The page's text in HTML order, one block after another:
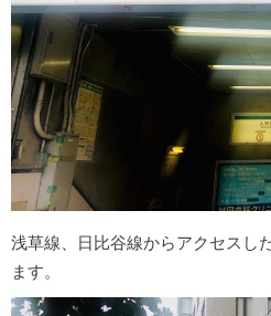
浅草線、日比谷線からアクセスし
ます。